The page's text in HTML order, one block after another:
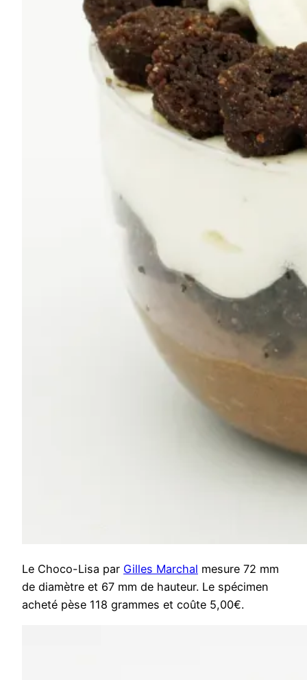
Le Choco-Lisa par Gilles Marchal mesure 72 mm
de diamètre et 67 mm de hauteur. Le spécimen
acheté pèse 118 grammes et coûte 5,00€.